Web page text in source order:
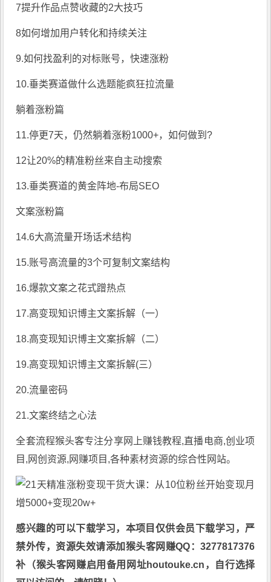
7提升作品点赞收藏的2大技巧
8如何增加用户转化和持续关注
9.如何找盈利的对标账号，快速涨粉
10.垂类赛道做什么选题能疯狂拉流量
躺着涨粉篇
11.停更7天，仍然躺着涨粉1000+，如何做到?
12让20%的精准粉丝来自主动搜索
13.垂类赛道的黄金阵地-布局SEO
文案涨粉篇
14.6大高流量开场话术结构
15.账号高流量的3个可复制文案结构
16.爆款文案之花式蹭热点
17.高变现知识博主文案拆解（一）
18.高变现知识博主文案拆解（二）
19.高变现知识博主文案拆解(三）
20.流量密码
21.文案终结之心法
全套流程猴头客专注分享网上赚钱教程,直播电商,创业项
目,网创资源, 网赚项目 ,各种素材资源的综合性网站。
感兴趣的可以下载学习，本项目仅供会员下载学习，严
禁外传，资源失效请添加猴头客网赚QQ：3277817376
补（猴头客网赚启用备用网址houtouke.cn，自行选择